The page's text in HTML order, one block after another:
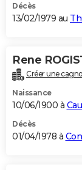
Décès
13/02/1979 au
Rene
Créer une
Naissance
10/06/1900 à
Décès
01/04/1978 à